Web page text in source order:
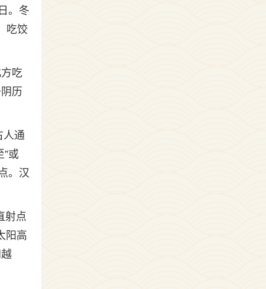
。冬
吃饺
吃
历
人通
”或
。汉
射点
阳高